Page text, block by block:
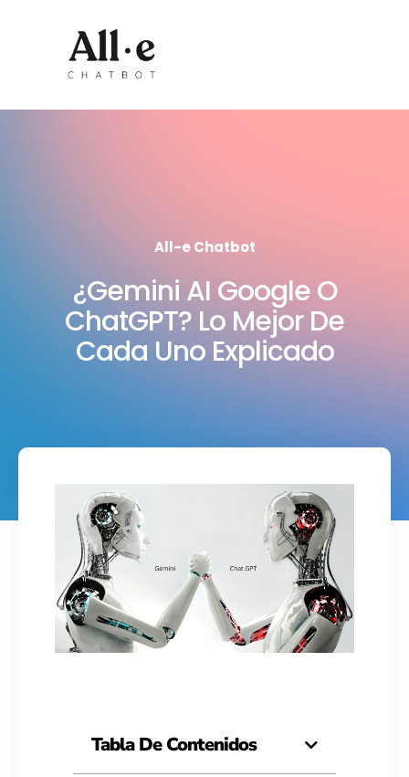
All-e Chatbot
¿Gemini AI Google O
ChatGPT? Lo Mejor De
Cada Uno Explicado
Tabla De Contenidos